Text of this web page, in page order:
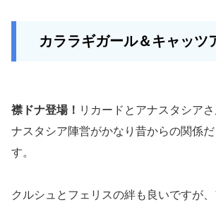
カララギガール＆キャッツ
襟ドナ登場！ リカードとアナスタシア
ナスタシア陣営がかなり昔からの関係
す。
クルシュとフェリスの絆も良いですが